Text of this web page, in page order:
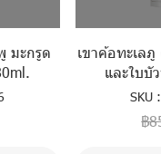
มะกรูด
เขาค้อทะเล
และใบบั
SKU
฿